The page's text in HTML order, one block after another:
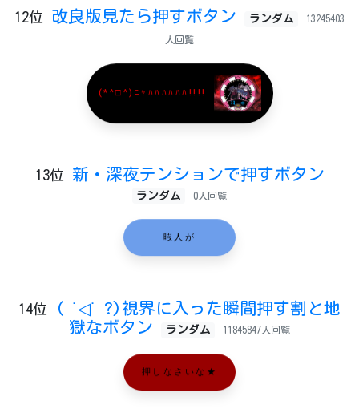
12位 改良版見たら押すボタン ランダム 13245403
人回覧
(*^□^)ﾆｬﾊﾊﾊﾊﾊﾊ!!!!
13位 新・深夜テンションで押すボタン
ランダム 0人回覧
暇人が
14位
( ˙◁˙ ?)視界に入った瞬間押す割と地
獄なボタン
ランダム 11845847人回覧
押しなさいな★